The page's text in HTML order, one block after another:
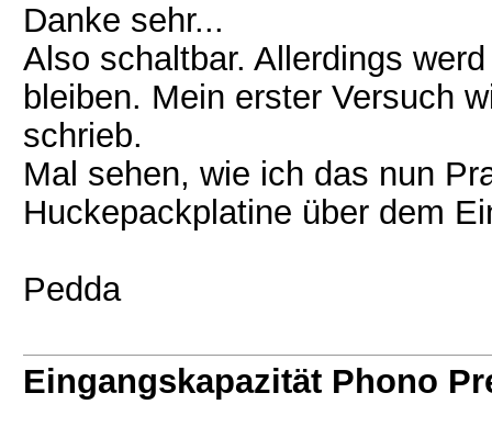
Danke sehr...
Also schaltbar. Allerdings
bleiben. Mein erster Versuch
schrieb.
Mal sehen, wie ich das nun
Huckepackplatine über dem
Pedda
Eingangskapazität Phono